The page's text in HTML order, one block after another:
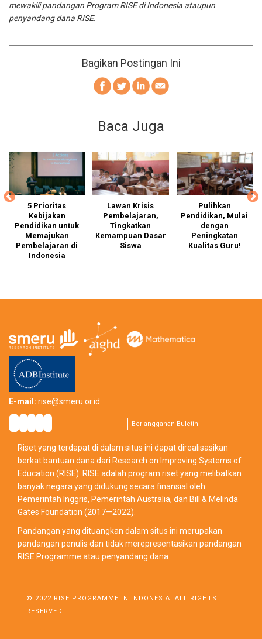
mewakili pandangan Program RISE di Indonesia ataupun
penyandang dana RISE.
Bagikan Postingan Ini
Baca Juga
5 Prioritas
Kebijakan
Pendidikan untuk
Memajukan
Pembelajaran di
Indonesia
Lawan Krisis
Pembelajaran,
Tingkatkan
Kemampuan Dasar
Siswa
Pulihkan
Pendidikan, Mulai
dengan
Peningkatan
Kualitas Guru!
E-mail: rise@smeru.or.id
Berlangganan Buletin
Riset yang terdapat di dalam situs ini dapat direalisasikan
berkat bantuan dana dari Research on Improving Systems of
Education (RISE). RISE adalah program riset yang melibatkan
banyak negara yang didukung secara finansial oleh
Pemerintah Inggris, Pemerintah Australia, dan Bill & Melinda
Gates Foundation (2017—2022).
Pandangan yang dituangkan dalam situs ini merupakan
pandangan penulis dan tidak merepresentasikan pandangan
RISE Programme atau penyandang dana.
© 2022 RISE PROGRAMME IN INDONESIA. ALL RIGHTS
RESERVED.